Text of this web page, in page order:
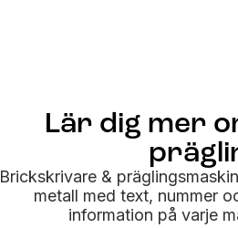
Lär dig mer
Brickskrivare &
metall med text, nummer
information på varje